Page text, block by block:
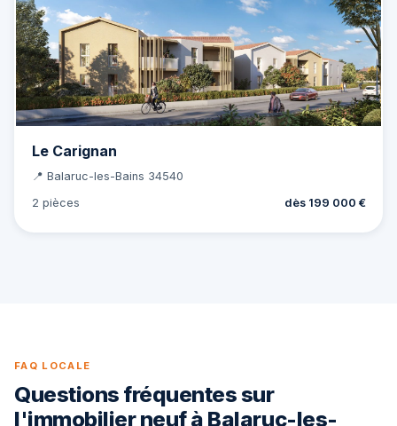
Le Carignan
📍 Balaruc-les-Bains 34540
2 pièces
dès 199 000 €
FAQ LOCALE
Questions fréquentes sur
l'immobilier neuf à Balaruc-les-